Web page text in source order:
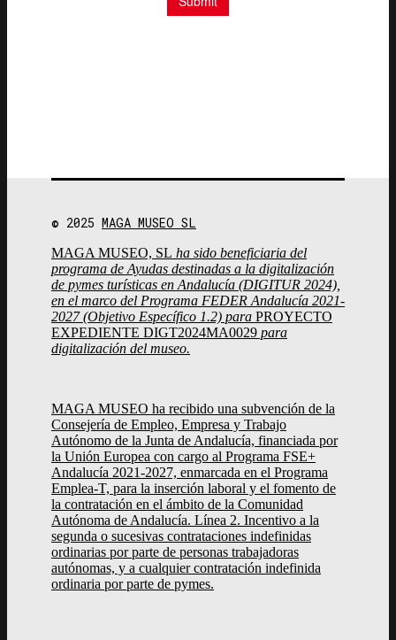
© 2025 MAGA MUSEO SL
MAGA MUSEO, SL ha sido beneficiaria del
programa de Ayudas destinadas a la digitalización
de pymes turísticas en Andalucía (DIGITUR 2024),
en el marco del Programa FEDER Andalucía 2021-
2027 (Objetivo Específico 1.2) para PROYECTO
EXPEDIENTE DIGT2024MA0029 para
digitalización del museo.
MAGA MUSEO ha recibido una subvención de la
Consejería de Empleo, Empresa y Trabajo
Autónomo de la Junta de Andalucía, financiada por
la Unión Europea con cargo al Programa FSE+
Andalucía 2021-2027, enmarcada en el Programa
Emplea-T, para la inserción laboral y el fomento de
la contratación en el ámbito de la Comunidad
Autónoma de Andalucía. Línea 2. Incentivo a la
segunda o sucesivas contrataciones indefinidas
ordinarias por parte de personas trabajadoras
autónomas, y a cualquier contratación indefinida
ordinaria por parte de pymes.